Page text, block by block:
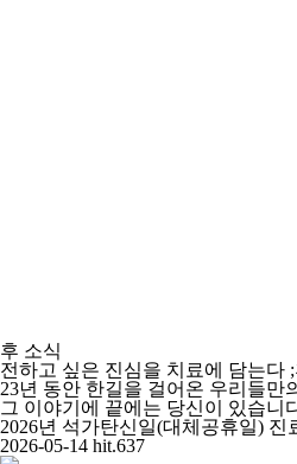
후 소식
전하고 싶은 진심을 치료에 담는다
23년 동안 한길을 걸어온 우리들만
그 이야기에 끝에는 당신이 있습니
2026년 석가탄신일(대체공휴일) 진
2026-05-14 hit.637